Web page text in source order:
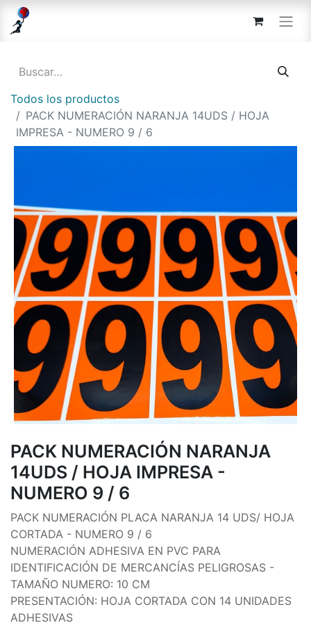
Todos los productos
PACK NUMERACIÓN NARANJA 14UDS / HOJA
IMPRESA - NUMERO 9 / 6
PACK NUMERACIÓN NARANJA
14UDS / HOJA IMPRESA -
NUMERO 9 / 6
PACK NUMERACIÓN PLACA NARANJA 14 UDS/ HOJA
CORTADA - NUMERO 9 / 6
NUMERACIÓN ADHESIVA EN PVC PARA
IDENTIFICACIÓN DE MERCANCÍAS PELIGROSAS -
TAMAÑO NUMERO: 10 CM
PRESENTACIÓN: HOJA CORTADA CON 14 UNIDADES
ADHESIVAS